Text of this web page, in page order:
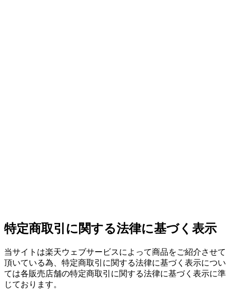
特定商取引に関する法律に基づく表示
当サイトは楽天ウェブサービスによって商品をご紹介させて
頂いている為、特定商取引に関する法律に基づく表示につい
ては各販売店舗の特定商取引に関する法律に基づく表示に準
じております。